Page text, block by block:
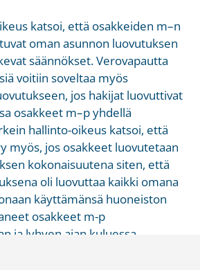
katsoi, että osakkeiden m–n
oman asunnon luovutuksen
säännökset. Verovapautta
voitiin soveltaa myös
jos hakijat luovuttivat
osakkeet m–p yhdellä
hallinto-oikeus katsoi, että
myös, jos osakkeet luovutetaan
kokonaisuutena siten, että
oli luovuttaa kaikki omana
käyttämänsä huoneiston
osakkeet m-p
ja lyhyen ajan kuluessa.